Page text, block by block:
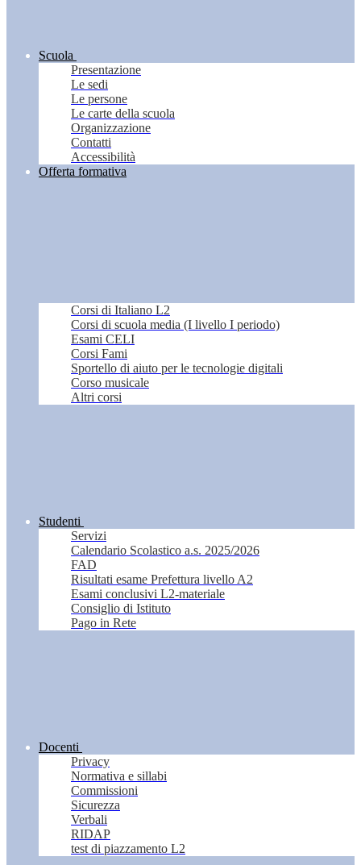
Scuola
Presentazione
Le sedi
Le persone
Le carte della scuola
Organizzazione
Contatti
Accessibilità
Offerta formativa
Corsi di Italiano L2
Corsi di scuola media (I livello I periodo)
Esami CELI
Corsi Fami
Sportello di aiuto per le tecnologie digitali
Corso musicale
Altri corsi
Studenti
Servizi
Calendario Scolastico a.s. 2025/2026
FAD
Risultati esame Prefettura livello A2
Esami conclusivi L2-materiale
Consiglio di Istituto
Pago in Rete
Docenti
Privacy
Normativa e sillabi
Commissioni
Sicurezza
Verbali
RIDAP
test di piazzamento L2